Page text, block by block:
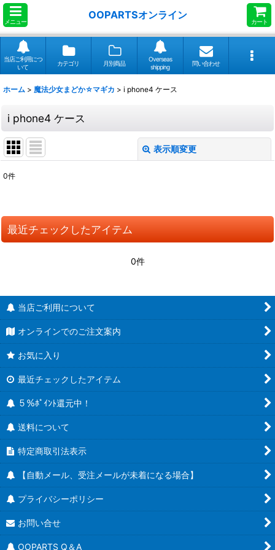
メニュー
OOPARTSオンライン
カート
当店ご利用につ
いて
カテゴリ 月別商品
Overseas
shipping
問い合わせ
ホーム > 魔法少女まどか☆マギカ > i phone4 ケース
i phone4 ケース
表示順変更
並び順:
0件
最近チェックしたアイテム
0件
当店ご利用について
オンラインでのご注文案内
お気に入り
最近チェックしたアイテム
５％ﾎﾟｲﾝﾄ還元中！
送料について
特定商取引法表示
【自動メール、受注メールが未着になる場合】
プライバシーポリシー
お問い合せ
OOPARTS Q＆A